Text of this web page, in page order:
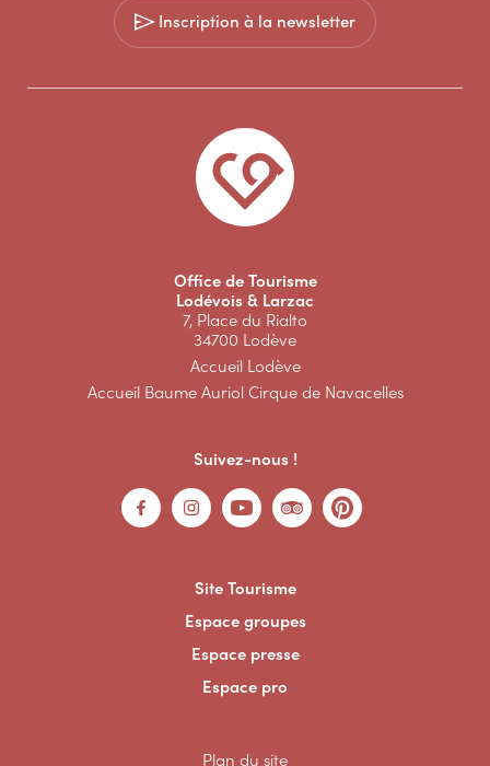
Inscription à la newsletter
Office de Tourisme
Lodévois & Larzac
7, Place du Rialto
34700 Lodève
Accueil Lodève
Accueil Baume Auriol Cirque de Navacelles
Suivez-nous !
Site Tourisme
Espace groupes
Espace presse
Espace pro
Plan du site